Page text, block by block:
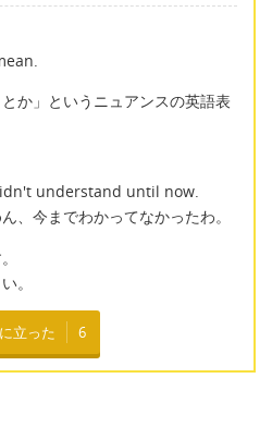
か」というニュアンスの英語表
understand until now.
、今までわかってなかったわ。
。
立った 6